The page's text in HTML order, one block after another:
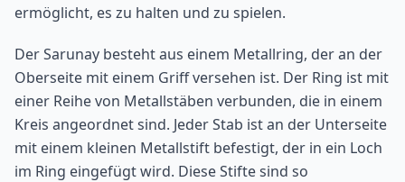
ermöglicht, es zu halten und zu spielen.
Der Sarunay besteht aus einem Metallring, der an der
Oberseite mit einem Griff versehen ist. Der Ring ist mit
einer Reihe von Metallstäben verbunden, die in einem
Kreis angeordnet sind. Jeder Stab ist an der Unterseite
mit einem kleinen Metallstift befestigt, der in ein Loch
im Ring eingefügt wird. Diese Stifte sind so